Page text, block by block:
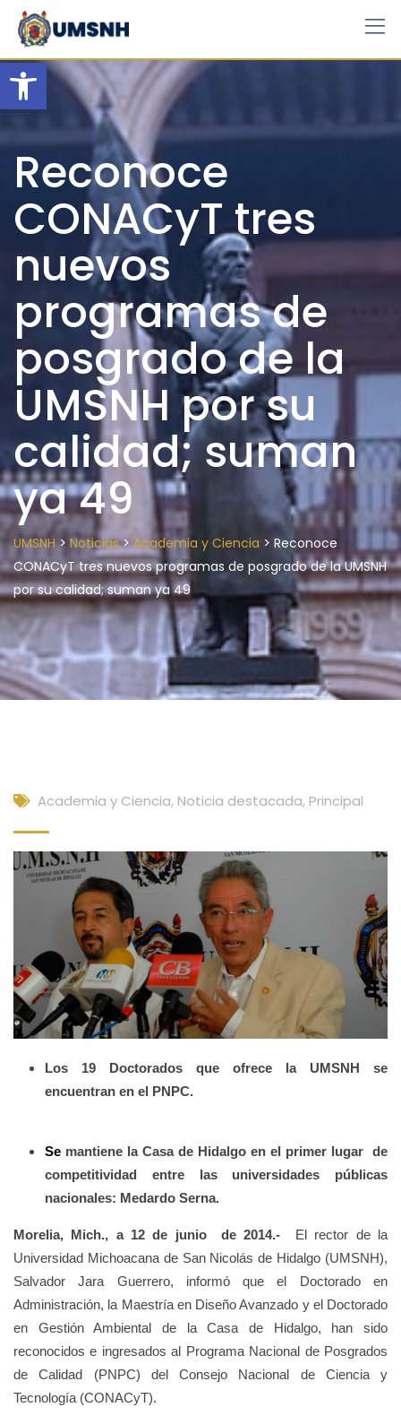
Open toolbar
Skip
content
Reconoce
CONACyT tres
nuevos
programas de
posgrado de la
UMSNH por su
calidad; suman
ya 49
UMSNH> Noticias>Academia y Ciencia > Reconoce
CONACyT tres nuevos programas de posgrado de la UMSNH
por su calidad; suman ya 49
Academia y Ciencia, Noticia destacada, Principal
Los 19 Doctorados que ofrece la UMSNH se
encuentran en el PNPC.
Se mantiene la Casa de Hidalgo en el primer lugar de
competitividad entre las universidades públicas
nacionales: Medardo Serna.
Morelia, Mich., a 12 de junio de 2014.- El rector de la
Universidad Michoacana de San Nicolás de Hidalgo (UMSNH),
Salvador Jara Guerrero, informó que el Doctorado en
Administración, la Maestría en Diseño Avanzado y el Doctorado
en Gestión Ambiental de la Casa de Hidalgo, han sido
reconocidos e ingresados al Programa Nacional de Posgrados
de Calidad (PNPC) del Consejo Nacional de Ciencia y
Tecnología (CONACyT).